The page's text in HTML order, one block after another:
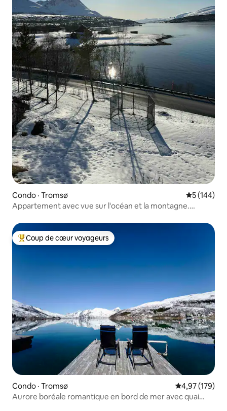
Condo · Tromsø Note
5 (144)
Appartement avec vue sur l'océan et la montagne.
Coup de cœur voyageurs parmi les plus aimés
Coup de cœur voyageurs
Condo · Tromsø Note
4,97 (179)
Aurore boréale romantique en bord de mer avec quai